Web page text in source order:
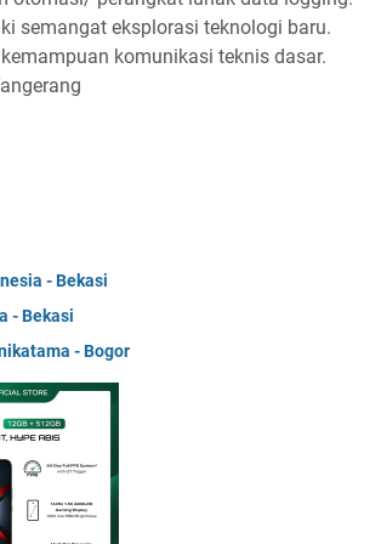
semangat eksplorasi teknologi baru.
komunikasi teknis dasar.
- Bekasi
- Bekasi
- Bogor